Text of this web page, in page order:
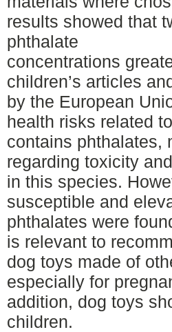
results showed that
phthalate
concentrations
children’s articles
by the European
health risks related
contains phthalates,
regarding toxicity
in this species.
susceptible and
phthalates were
is relevant to
dog toys made of
especially for
addition, dog toys
children.